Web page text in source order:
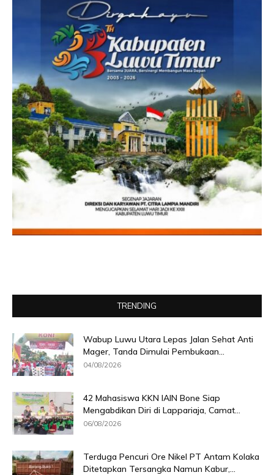
TRENDING
Wabup Luwu Utara Lepas Jalan Sehat Anti
Mager, Tanda Dimulai Pembukaan...
04/08/2026
42 Mahasiswa KKN IAIN Bone Siap
Mengabdikan Diri di Lappariaja, Camat...
06/08/2026
Terduga Pencuri Ore Nikel PT Antam Kolaka
Ditetapkan Tersangka Namun Kabur,...